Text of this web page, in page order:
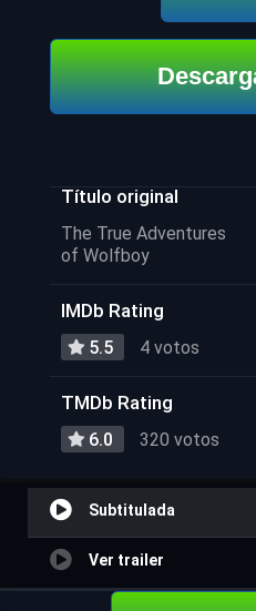
Título original
The True Adventures
of Wolfboy
IMDb Rating
5.5 4 votos
TMDb Rating
6.0 320 votos
Subtitulada
Ver trailer